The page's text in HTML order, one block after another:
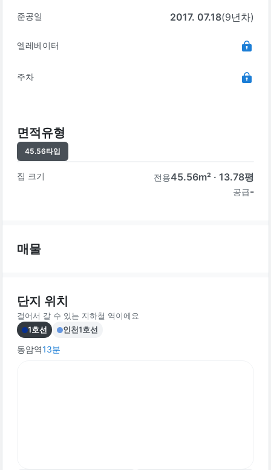
준공일 2017. 07.18(9년차)
엘레베이터
주차
면적유형
45.56타입
집 크기 전용45.56m² · 13.78평
공급-
매물
단지 위치
걸어서 갈 수 있는 지하철 역이에요
1호선
인천1호선
동암역13분